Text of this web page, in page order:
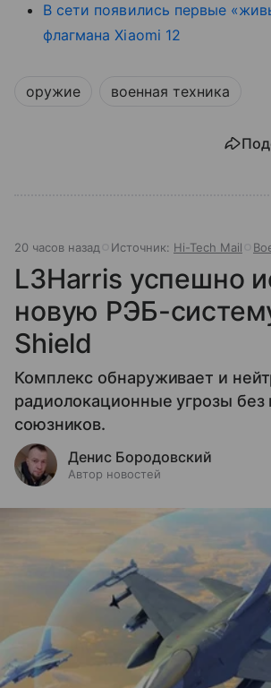
В сети появились первые
флагмана Xiaomi 12
оружие военная техника
20 часов назад Источник: Hi-Tech Mail
L3Harris успешно
новую РЭБ-
Shield
Комплекс обнаруживает и
радиолокационные угрозы без
союзников.
Денис Бородовский
Автор новостей